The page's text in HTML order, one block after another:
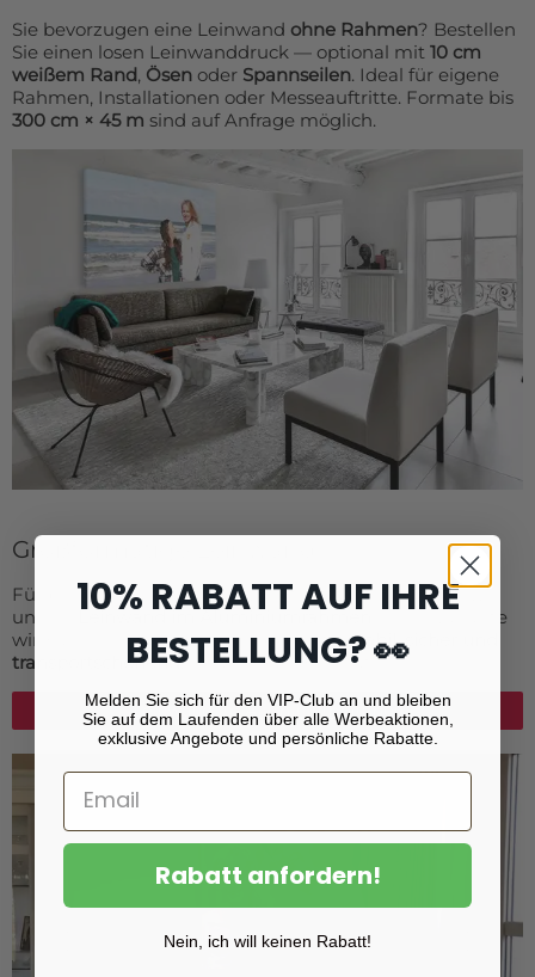
Sie bevorzugen eine Leinwand ohne Rahmen? Bestellen
Sie einen losen Leinwanddruck — optional mit 10 cm
weißem Rand, Ösen oder Spannseilen. Ideal für eigene
Rahmen, Installationen oder Messeauftritte. Formate bis
300 cm × 45 m sind auf Anfrage möglich.
Großformatige Leinwand
Für besonders große Leinwandformate empfehlen wir
unsere
Leinwand im Aluminiumrahmen
. Diese Variante
wird als modulares System geliefert –stabil, sicher und
transportschonend, ideal für Großformate.
Leinwand im Aluminiumrahmen
10% RABATT AUF IHRE
BESTELLUNG? 👀
Melden Sie sich für den VIP-Club an und bleiben
Sie auf dem Laufenden über alle Werbeaktionen,
exklusive Angebote und persönliche Rabatte.
Rabatt anfordern!
Nein, ich will keinen Rabatt!